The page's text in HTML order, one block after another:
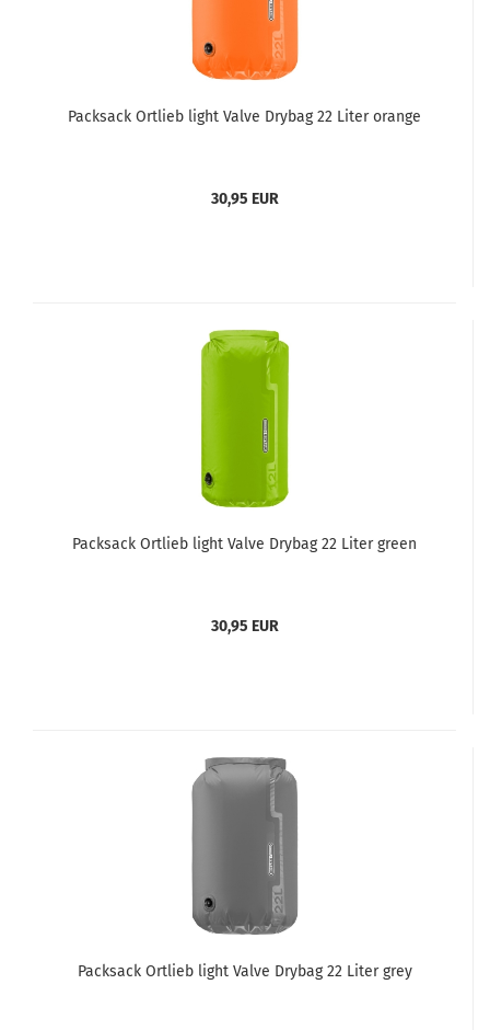
Packsack Ortlieb light Valve Drybag 22 Liter orange
30,95 EUR
Packsack Ortlieb light Valve Drybag 22 Liter green
30,95 EUR
Packsack Ortlieb light Valve Drybag 22 Liter grey